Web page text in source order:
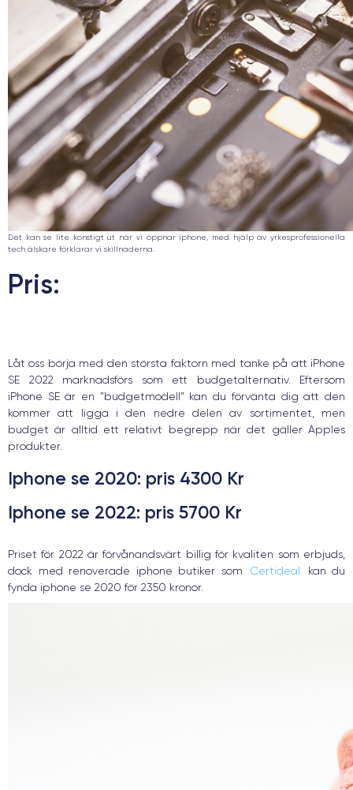
Det kan se lite konstigt ut när vi öppnar iphone, med hjälp av yrkesprofessionella
tech älskare förklarar vi skillnaderna.
Pris:
Låt oss börja med den största faktorn med tanke på att iPhone
SE 2022 marknadsförs som ett budgetalternativ. Eftersom
iPhone SE är en "budgetmodell" kan du förvänta dig att den
kommer att ligga i den nedre delen av sortimentet, men
budget är alltid ett relativt begrepp när det gäller Apples
produkter.
Iphone se 2020: pris 4300 Kr
Iphone se 2022: pris 5700 Kr
Priset för 2022 är förvånandsvärt billig för kvaliten som erbjuds,
dock med renoverade iphone butiker som
Certideal
kan du
fynda iphone se 2020 för 2350 kronor.